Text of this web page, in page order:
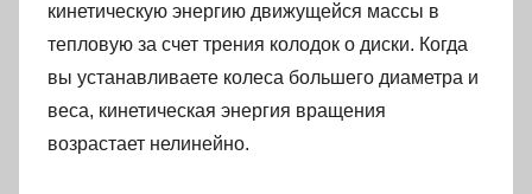
кинетическую энергию движущейся массы в
тепловую за счет трения колодок о диски. Когда
вы устанавливаете колеса большего диаметра и
веса, кинетическая энергия вращения
возрастает нелинейно.